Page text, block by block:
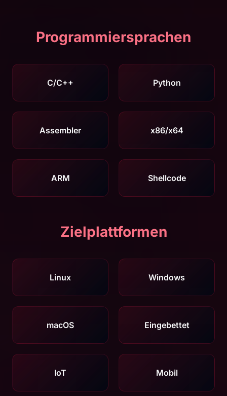
Programmiersprachen
C/C++ Python
Assembler x86/x64
ARM Shellcode
Zielplattformen
Linux Windows
macOS Eingebettet
IoT Mobil